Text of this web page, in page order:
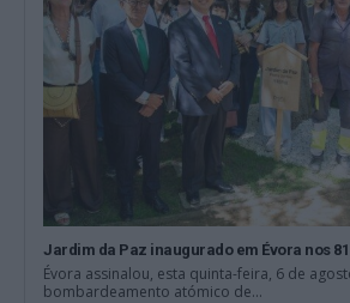
Jardim da Paz inaugurado em Évora nos
Évora assinalou, esta quinta-feira, 6 de
bombardeamento atómico de...